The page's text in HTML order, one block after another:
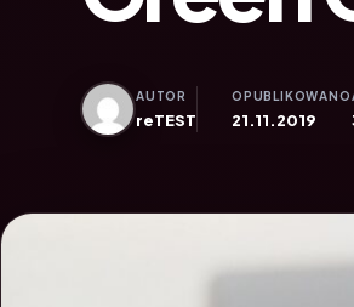
AUTOR
reTEST
OPUBLIKOWANO
21.11.2019